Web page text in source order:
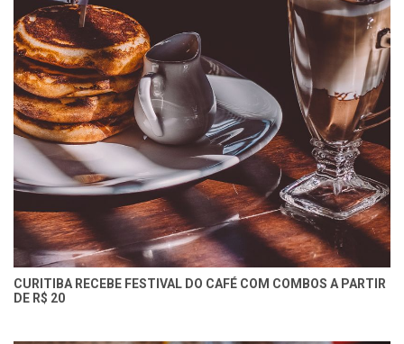
CURITIBA RECEBE FESTIVAL DO CAFÉ COM COMBOS A PARTIR
DE R$ 20